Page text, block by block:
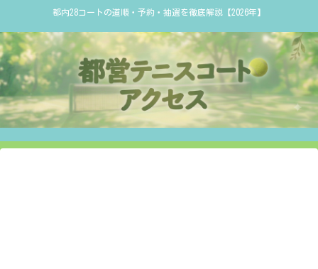
都内28コートの道順・予約・抽選を徹底解説【2026年】